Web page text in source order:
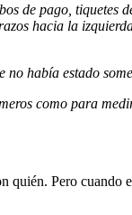
de pago,
hacia la
había estado
como para
Pero